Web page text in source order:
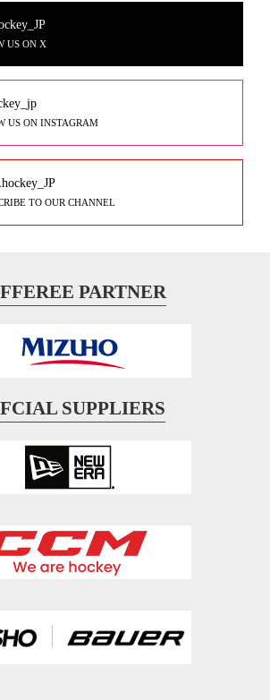
US ON X
US ON INSTAGRAM
TO OUR CHANNEL
PARTNER
SUPPLIERS